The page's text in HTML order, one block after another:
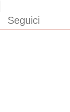
Seguici